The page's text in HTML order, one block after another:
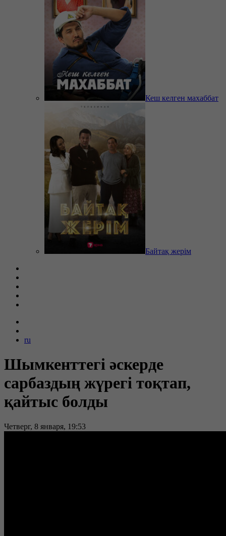
Кеш келген махаббат
Байтақ жерім
ru
Шымкенттегі әскерде
сарбаздың жүрегі тоқтап,
қайтыс болды
Четверг, 8 января, 19:53